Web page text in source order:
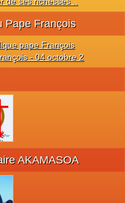
Pape François
pape François
- 04 octobre 2
AKAMASOA